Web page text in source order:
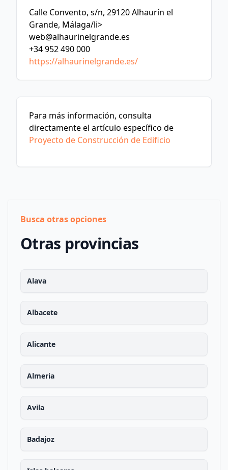
Calle Convento, s/n, 29120 Alhaurín el
Grande, Málaga/li>
web@alhaurinelgrande.es
+34 952 490 000
https://alhaurinelgrande.es/
Para más información, consulta
directamente el artículo específico de
Proyecto de Construcción de Edificio
Busca otras opciones
Otras provincias
Alava
Albacete
Alicante
Almeria
Avila
Badajoz